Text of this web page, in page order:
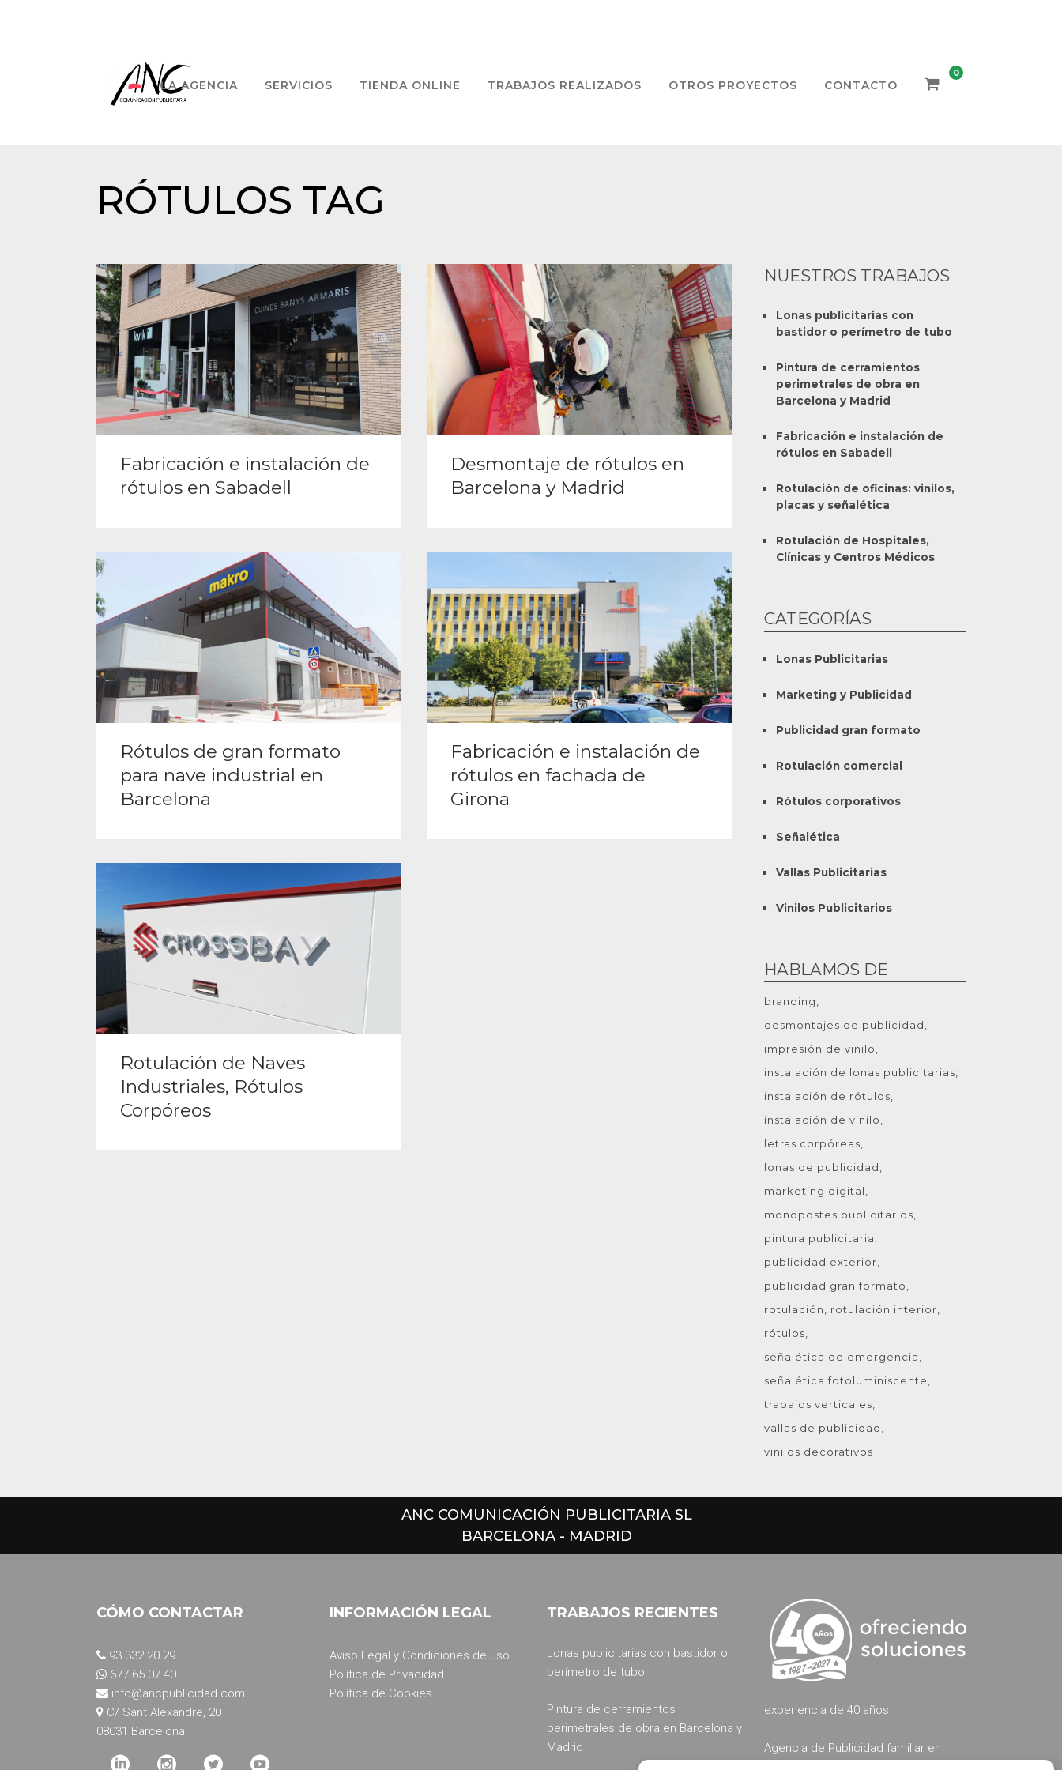
LA AGENCIA SERVICIOS TIENDA ONLINE TRABAJOS REALIZADOS OTROS PROYECTOS CONTACTO
0
RÓTULOS TAG
Fabricación e instalación de
rótulos en Sabadell
Desmontaje de rótulos en
Barcelona y Madrid
Rótulos de gran formato
para nave industrial en
Barcelona
Fabricación e instalación de
rótulos en fachada de
Girona
Rotulación de Naves
Industriales, Rótulos
Corpóreos
NUESTROS TRABAJOS
Lonas publicitarias con
bastidor o perímetro de tubo
Pintura de cerramientos
perimetrales de obra en
Barcelona y Madrid
Fabricación e instalación de
rótulos en Sabadell
Rotulación de oficinas: vinilos,
placas y señalética
Rotulación de Hospitales,
Clínicas y Centros Médicos
CATEGORÍAS
Lonas Publicitarias
Marketing y Publicidad
Publicidad gran formato
Rotulación comercial
Rótulos corporativos
Señalética
Vallas Publicitarias
Vinilos Publicitarios
HABLAMOS DE
branding
desmontajes de publicidad
impresión de vinilo
instalación de lonas publicitarias
instalación de rótulos
instalación de vinilo
letras corpóreas
lonas de publicidad
marketing digital
monopostes publicitarios
pintura publicitaria
publicidad exterior
publicidad gran formato
rotulación
rotulación interior
rótulos
señalética de emergencia
señalética fotoluminiscente
trabajos verticales
vallas de publicidad
vinilos decorativos
ANC COMUNICACIÓN PUBLICITARIA SL
BARCELONA - MADRID
CÓMO CONTACTAR
93 332 20 29
677 65 07 40
info@ancpublicidad.com
C/ Sant Alexandre, 20
08031 Barcelona
INFORMACIÓN LEGAL
Aviso Legal y Condiciones de uso
Política de Privacidad
Política de Cookies
TRABAJOS RECIENTES
Lonas publicitarias con bastidor o
perímetro de tubo
Pintura de cerramientos
perimetrales de obra en Barcelona y
Madrid
experiencia de 40 años
Agencia de Publicidad familiar en